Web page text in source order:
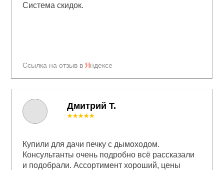
Ссылка на отзыв в Яндексе
Система скидок.
★★★★★
Купили для дачи печку с дымоходом.
Консультанты очень подробно всё рассказали
и подобрали. Ассортимент хороший, цены
Дмитрий Т.